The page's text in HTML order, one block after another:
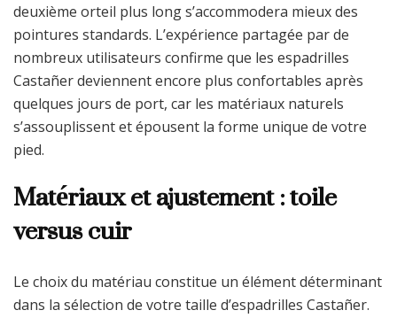
deuxième orteil plus long s’accommodera mieux des
pointures standards. L’expérience partagée par de
nombreux utilisateurs confirme que les espadrilles
Castañer deviennent encore plus confortables après
quelques jours de port, car les matériaux naturels
s’assouplissent et épousent la forme unique de votre
pied.
Matériaux et ajustement : toile
versus cuir
Le choix du matériau constitue un élément déterminant
dans la sélection de votre taille d’espadrilles Castañer.